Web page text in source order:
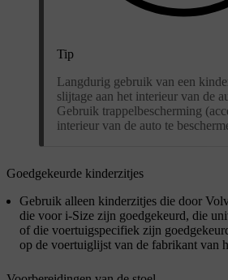
Tip
Langdurig gebruik van een
slijtage aan het interieur van de
Gebruik trappelbescherming
interieur van de auto te
Goedgekeurde kinderzitjes
Gebruik alleen kinderzitjes die door
die voor i-Size zijn goedgekeurd, die
of die voertuigspecifiek zijn
op de voertuiglijst van de fabrikant van